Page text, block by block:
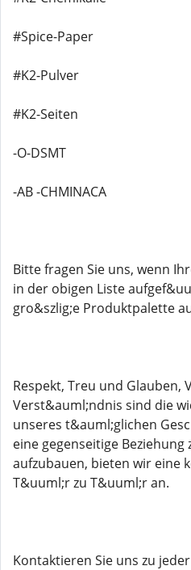
#Spice-Paper
#K2-Pulver
#K2-Seiten
-O-DSMT
-AB -CHMINACA
Bitte fragen Sie uns, wenn
in der obigen Liste
gro&szlig;e Produktpalette
Respekt, Treu und Glauben,
Verst&auml;ndnis sind die
unseres t&auml;glichen
eine gegenseitige
aufzubauen, bieten wir eine
T&uuml;r zu T&uuml;r an.
Kontaktieren Sie uns zu